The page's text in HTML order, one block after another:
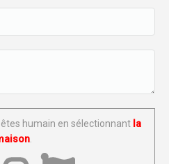
humain en sélectionnantla
.